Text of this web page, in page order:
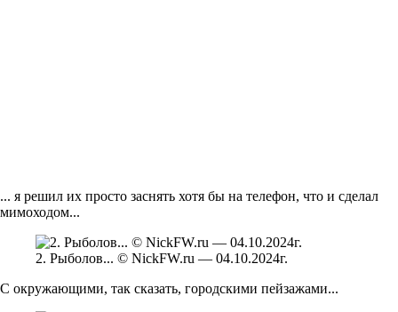
... я решил их просто заснять хотя бы на телефон, что и сделал
мимоходом...
2. Рыболов... © NickFW.ru — 04.10.2024г.
С окружающими, так сказать, городскими пейзажами...